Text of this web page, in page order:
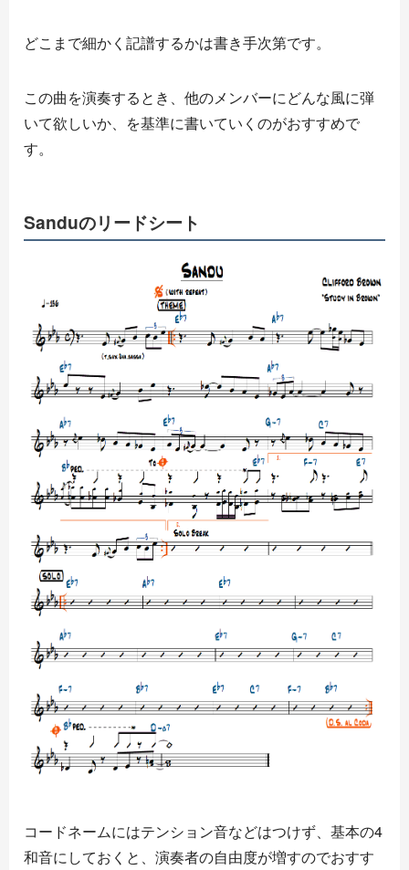
どこまで細かく記譜するかは書き手次第です。
この曲を演奏するとき、他のメンバーにどんな風に弾
いて欲しいか、を基準に書いていくのがおすすめで
す。
Sanduのリードシート
コードネームにはテンション音などはつけず、基本の4
和音にしておくと、演奏者の自由度が増すのでおすす